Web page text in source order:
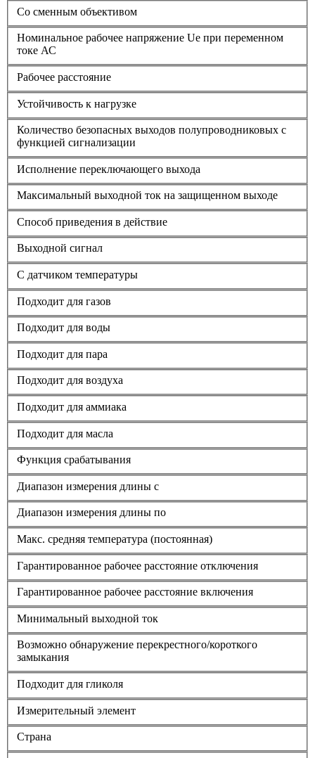
Со сменным объективом
Номинальное рабочее напряжение Ue при переменном
токе АС
Рабочее расстояние
Устойчивость к нагрузке
Количество безопасных выходов полупроводниковых с
функцией сигнализации
Исполнение переключающего выхода
Максимальный выходной ток на защищенном выходе
Способ приведения в действие
Выходной сигнал
С датчиком температуры
Подходит для газов
Подходит для воды
Подходит для пара
Подходит для воздуха
Подходит для аммиака
Подходит для масла
Функция срабатывания
Диапазон измерения длины с
Диапазон измерения длины по
Макс. средняя температура (постоянная)
Гарантированное рабочее расстояние отключения
Гарантированное рабочее расстояние включения
Минимальный выходной ток
Возможно обнаружение перекрестного/короткого
замыкания
Подходит для гликоля
Измерительный элемент
Страна